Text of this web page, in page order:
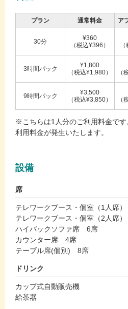
プラン 通常料金 ア
30分
¥360
（税込¥396）
3時間パック
¥1,800
（税込¥1,980）
（
9時間パック
¥3,500
（税込¥3,850）
（
※こちらは1人分のご利用料金で
利用料金が発生いたします。
設備
席
テレワークブース・個室（1人席）
テレワークブース・個室（2人席）
ハイバックソファ席 6席
カウンター席 4席
テーブル席(個別) 8席
ドリンク
カップ式自動販売機
給茶器